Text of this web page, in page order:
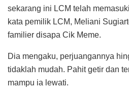
sekarang ini LCM telah
kata pemilik LCM, Meliani
familier disapa Cik Meme.
Dia mengaku, perjuangannya
tidaklah mudah. Pahit getir dan
mampu ia lewati.